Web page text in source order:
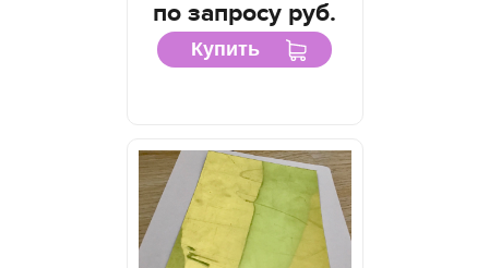
по запросу руб.
Купить